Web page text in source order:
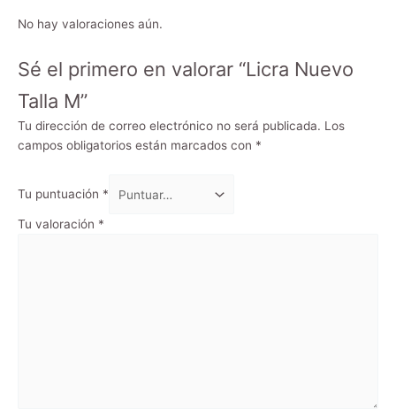
No hay valoraciones aún.
Sé el primero en valorar “Licra Nuevo
Talla M”
Tu dirección de correo electrónico no será publicada. Los
campos obligatorios están marcados con *
Tu puntuación *
Tu valoración *